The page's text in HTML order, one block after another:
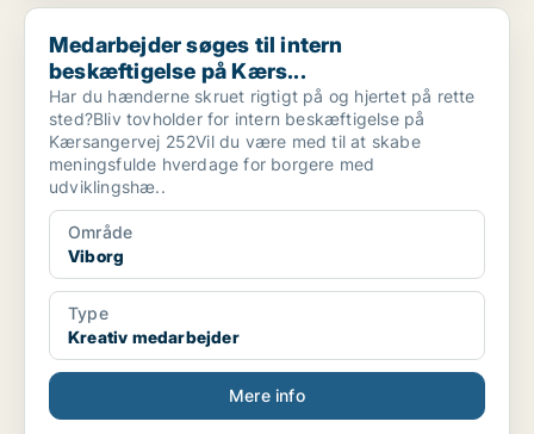
Medarbejder søges til intern beskæftigelse på Kærs...
Medarbejder søges til intern
beskæftigelse på Kærs...
Har du hænderne skruet rigtigt på og hjertet på rette
sted?Bliv tovholder for intern beskæftigelse på
Kærsangervej 252Vil du være med til at skabe
meningsfulde hverdage for borgere med
udviklingshæ..
Område
Viborg
Type
Kreativ medarbejder
Mere info